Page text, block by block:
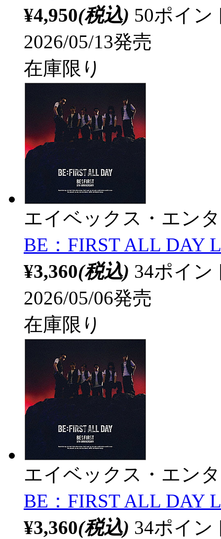
¥4,950(税込) 50ポイ
2026/05/13発売
在庫限り
エイベックス・エン
BE：FIRST ALL DAY
¥3,360(税込) 34ポイ
2026/05/06発売
在庫限り
エイベックス・エン
BE：FIRST ALL DAY
¥3,360(税込) 34ポイ